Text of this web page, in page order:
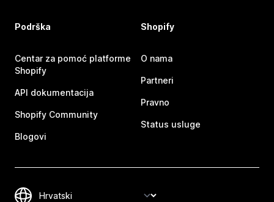
Podrška
Centar za pomoć platforme
Shopify
API dokumentacija
Shopify Community
Blogovi
Shopify
O nama
Partneri
Pravno
Status usluge